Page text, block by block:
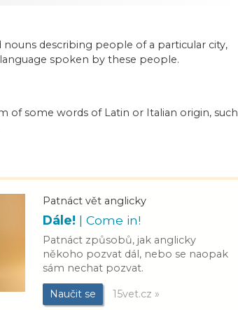
nouns describing people of a particular city,
spoken by these people.
of some words of Latin or Italian origin, such
Patnáct vět anglicky
Dále! | Come in!
Patnáct způsobů, jak anglicky
někoho pozvat dál, nebo se naopak
sám nechat pozvat.
Naučit se 15vet.cz »